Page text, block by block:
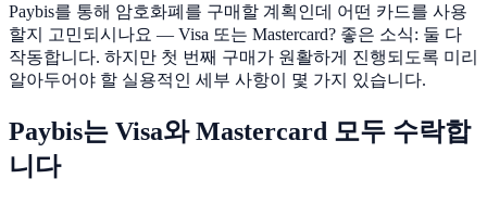
Paybis를 통해 암호화폐를 구매할 계획인데 어떤 카드를 사용
할지 고민되시나요 — Visa 또는 Mastercard? 좋은 소식: 둘 다
작동합니다. 하지만 첫 번째 구매가 원활하게 진행되도록 미리
알아두어야 할 실용적인 세부 사항이 몇 가지 있습니다.
Paybis는 Visa와 Mastercard 모두 수락합
니다